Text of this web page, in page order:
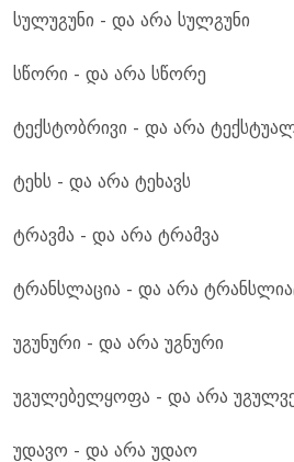
სულუგუნი - და არა სულგუნი
სწორი - და არა სწორე
ტექსტობრივი - და არა
ტეხს - და არა ტეხავს
ტრავმა - და არა ტრამვა
ტრანსლაცია - და არა
უგუნური - და არა უგნური
უგულებელყოფა - და არა
უდავო - და არა უდაო